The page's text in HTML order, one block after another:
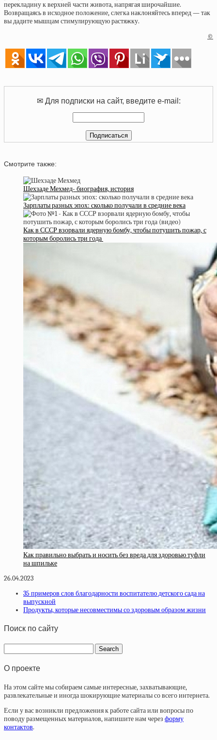
перекладину к верхней части живота, напрягая широчайшие.
Возвращаясь в исходное положение, слегка наклоняйтесь вперед — так
вы дадите мышцам стимулирующую растяжку.
©
✉ Для подписки на сайт, введите e-mail:
Смотрите также:
Шехзаде Мехмед- биография, история
Зарплаты разных эпох: сколько получали в средние века
Как в СССР взорвали ядерную бомбу, чтобы потушить пожар, с
которым боролись три года
Как правильно выбрать и носить без вреда для здоровью туфли
на шпильке
26.04.2023
35 примеров слов благодарности воспитателю детского сада на
выпускной
Продукты, которые несовместимы со здоровым образом жизни
Поиск по сайту
О проекте
На этом сайте мы собираем самые интересные, захватывающие,
развлекательные и иногда шокирующие материалы со всего интернета.
Если у вас возникли предложения к работе сайта или вопросы по
поводу размещенных материалов, напишите нам через форму
контактов.